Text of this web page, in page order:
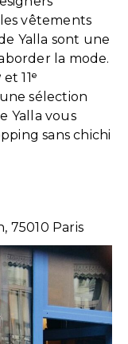
vêtements
Yalla sont une
la mode.
11ᵉ
sélection
Yalla vous
sans chichi
75010 Paris